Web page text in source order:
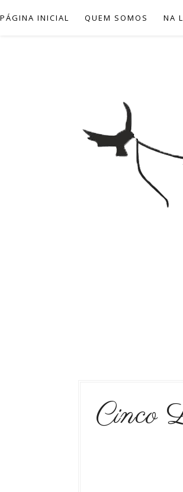
PÁGINA INICIAL QUEM SOMOS NA
Cinco